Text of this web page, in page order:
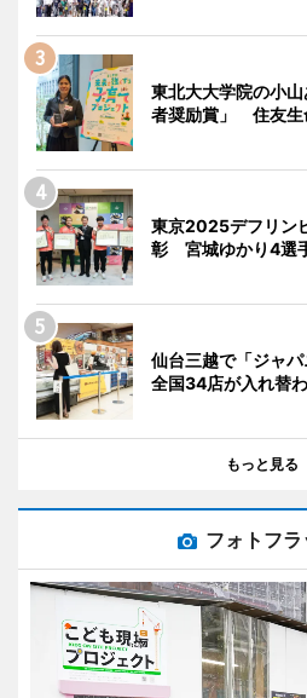
東北大大学院の小
者奨励賞」 住友生
東京2025デフリン
彰 宮城ゆかり4選
仙台三越で「ジャ
全国34店が入れ替
もっと見る
フォトフラ